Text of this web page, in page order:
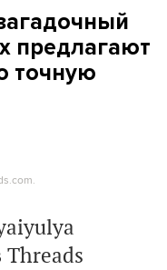
предлагают
точную
Threads